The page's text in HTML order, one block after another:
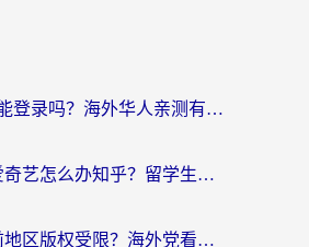
12123在国外能登录吗？海外华人亲测有效的回国加速器选择指南
海外看不了爱奇艺怎么办知乎？留学生亲测有效的回国加速方案
央视影音当前地区版权受限？海外党看国内剧、追电视台的终极解决方案